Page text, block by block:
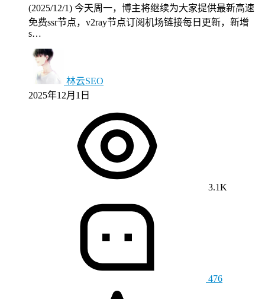
(2025/12/1) 今天周一，博主将继续为大家提供最新高速
免费ssr节点，v2ray节点订阅机场链接每日更新，新增
s…
林云SEO
2025年12月1日
3.1K
476